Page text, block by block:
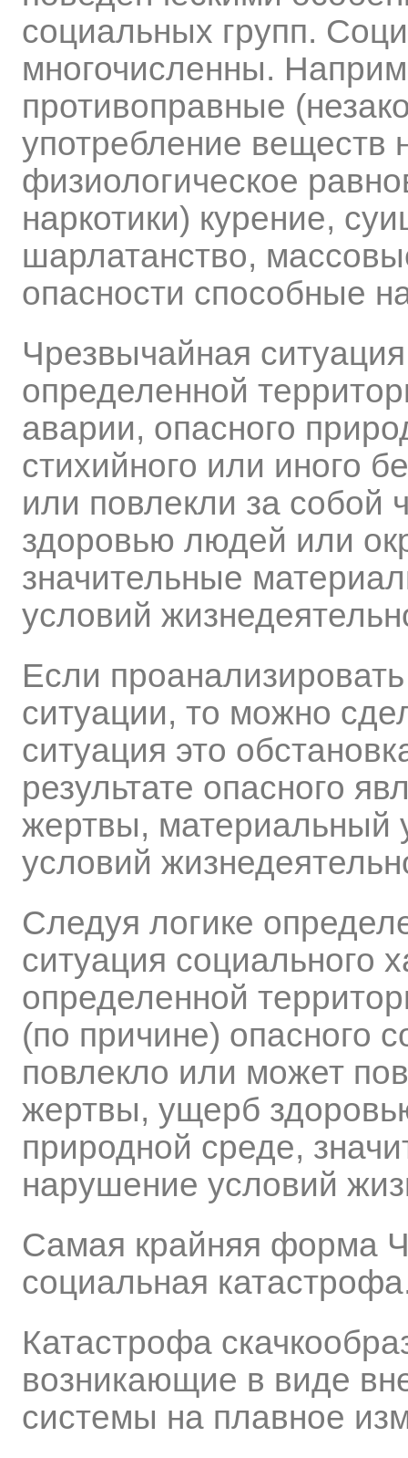
социальных групп.
многочисленны.
противоправные
употребление
физиологическое
наркотики) курение,
шарлатанство,
опасности способные
Чрезвычайная
определенной
аварии, опасного
стихийного или иного
или повлекли за собой
здоровью людей или
значительные
условий
Если
ситуации, то можно
ситуация это
результате опасного
жертвы,
условий
Следуя логике
ситуация социального
определенной
(по причине) опасного
повлекло или может
жертвы, ущерб
природной среде,
нарушение условий
Самая крайняя форма
социальная
Катастрофа
возникающие в виде
системы на плавное